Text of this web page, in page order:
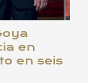
en
en seis